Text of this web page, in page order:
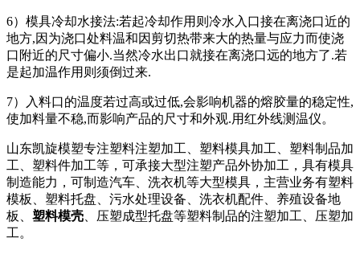
6）模具冷却水接法:若起冷却作用则冷水入口接在离浇口近的
地方,因为浇口处料温和因剪切热带来大的热量与应力而使浇
口附近的尺寸偏小.当然冷水出口就接在离浇口远的地方了.若
是起加温作用则须倒过来.
7）入料口的温度若过高或过低,会影响机器的熔胶量的稳定性,
使加料量不稳,而影响产品的尺寸和外观.用红外线测温仪。
山东凯旋模塑专注塑料注塑加工、塑料模具加工、塑料制品加
工、塑料件加工等，可承接大型注塑产品外协加工，具有模具
制造能力，可制造汽车、洗衣机等大型模具，主营业务有塑料
模板、塑料托盘、污水处理设备、洗衣机配件、养殖设备地
板、 塑料模壳 、压塑成型托盘等塑料制品的注塑加工、压塑加
工。